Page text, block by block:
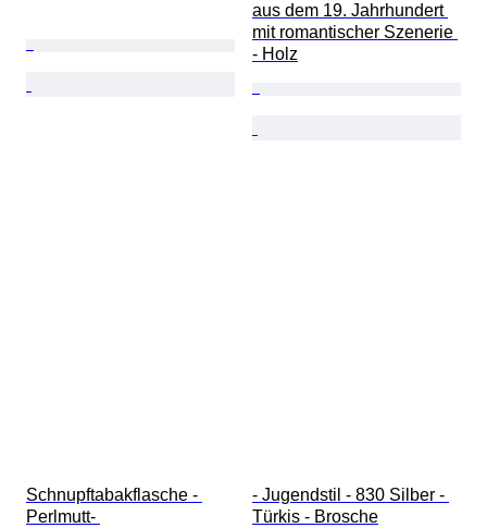
aus dem 19. Jahrhundert
mit romantischer Szenerie
- Holz
Schnupftabakflasche -
Perlmutt-
- Jugendstil - 830 Silber -
Türkis - Brosche